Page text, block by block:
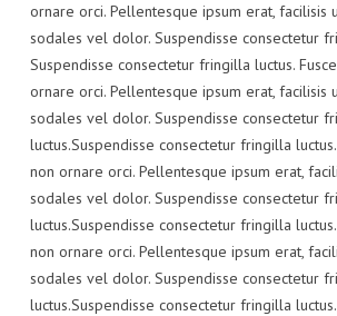
ornare orci. Pellentesque ipsum erat, facilisis
sodales vel dolor. Suspendisse consectetur
Suspendisse consectetur fringilla luctus.
ornare orci. Pellentesque ipsum erat, facilisis
sodales vel dolor. Suspendisse consectetur
luctus.Suspendisse consectetur fringilla
non ornare orci. Pellentesque ipsum erat,
sodales vel dolor. Suspendisse consectetur
luctus.Suspendisse consectetur fringilla
non ornare orci. Pellentesque ipsum erat,
sodales vel dolor. Suspendisse consectetur
luctus.Suspendisse consectetur fringilla